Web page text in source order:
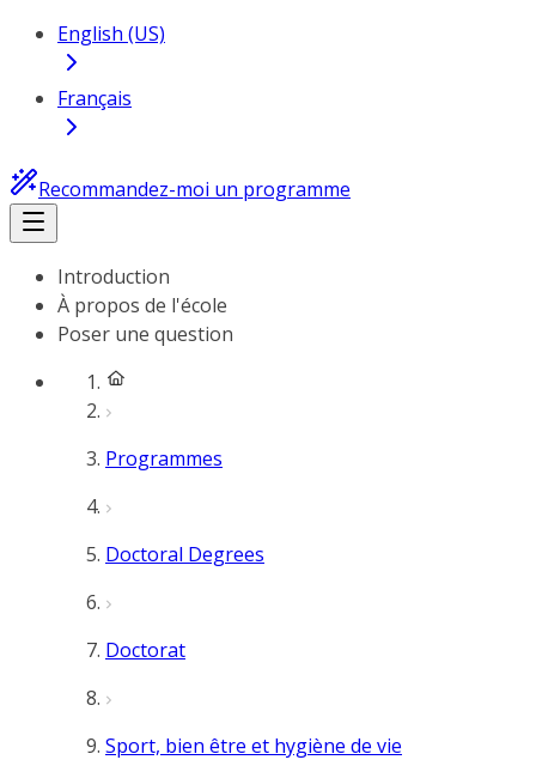
English (US)
Français
Recommandez-moi un programme
Introduction
À propos de l'école
Poser une question
Programmes
Doctoral Degrees
Doctorat
Sport, bien être et hygiène de vie